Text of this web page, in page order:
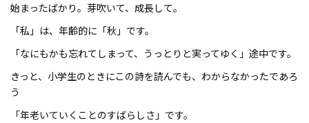
始まったばかり。芽吹いて、成長して。
「私」は、年齢的に「秋」です。
「なにもかも忘れてしまって、うっとりと実ってゆく」途中です。
きっと、小学生のときにこの詩を読んでも、わからなかったであろ
う
「年老いていくことのすばらしさ」です。